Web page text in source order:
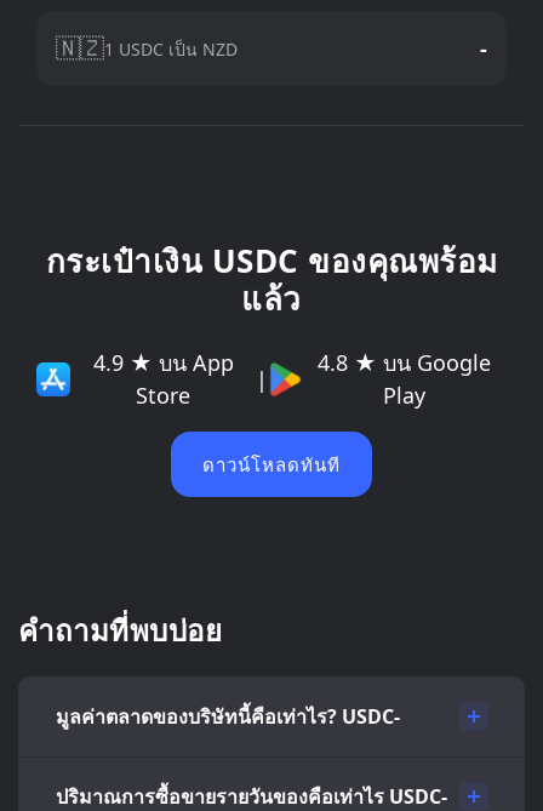
🇳🇿1 USDC เป็น NZD -
กระเป๋าเงิน USDC ของคุณพร้อม
แล้ว
4.9 ★ บน App
Store
|
4.8 ★ บน Google
Play
ดาวน์โหลดทันที
คำถามที่พบบ่อย
มูลค่าตลาดของบริษัทนี้คือเท่าไร? USDC-
ปริมาณการซื้อขายรายวันของคือเท่าไร USDC-